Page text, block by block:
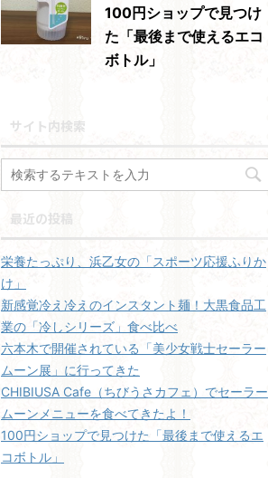
100円ショップで見つけ
た「最後まで使えるエコ
ボトル」
サイト内検索
最近の投稿
栄養たっぷり、浜乙女の「スポーツ応援ふりか
け」
新感覚冷え冷えのインスタント麺！大黒食品工
業の「冷しシリーズ」食べ比べ
六本木で開催されている「美少女戦士セーラー
ムーン展」に行ってきた
CHIBIUSA Cafe（ちびうさカフェ）でセーラー
ムーンメニューを食べてきたよ！
100円ショップで見つけた「最後まで使えるエ
コボトル」